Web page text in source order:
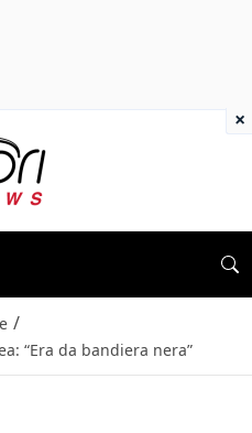
/
“Era da bandiera nera”
×